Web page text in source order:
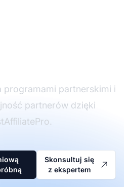
programami partnerskimi i
partnerów dzięki
Skonsultuj się
z ekspertem